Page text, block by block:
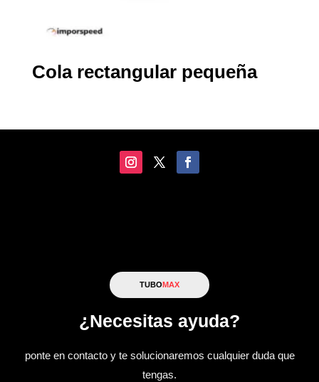
Cola rectangular pequeña
TUBOMAX
¿Necesitas ayuda?
ponte en contacto y te solucionaremos cualquier duda que
tengas.